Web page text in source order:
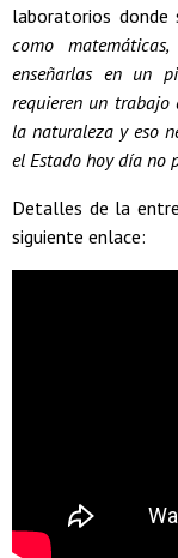
laboratorios donde
como
enseñarlas en un
requieren un trabajo
la naturaleza y eso
el Estado hoy día no
Detalles de la
siguiente enlace: